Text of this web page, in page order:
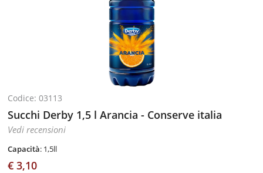
Codice: 03113
Succhi Derby 1,5 l Arancia - Conserve italia
Vedi recensioni
Capacità: 1,5ll
€ 3,10